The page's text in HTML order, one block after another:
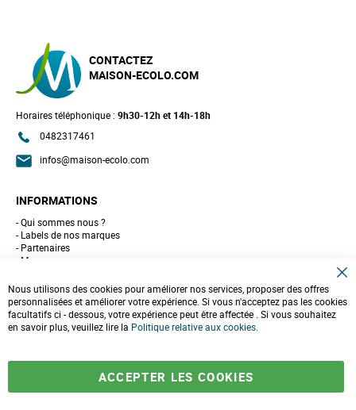
CONTACTEZ
MAISON-ECOLO.COM
Horaires téléphonique : 9h30-12h et 14h-18h
0482317461
infos@maison-ecolo.com
INFORMATIONS
Qui sommes nous ?
Labels de nos marques
Partenaires
Marques
10 gestes pour l'environnement
Formulaire de contact
LIVRAISONS & PAIEMENT
Paiement sécurisé
Commandes et retours
o
o
e
Nous utilisons des cookies pour améliorer nos services, proposer des offres
personnalisées et améliorer votre expérience. Si vous n'acceptez pas les cookies
facultatifs ci - dessous, votre expérience peut être affectée . Si vous souhaitez
en savoir plus, veuillez lire la Politique relative aux cookies
ACCEPTER LES COOKIES